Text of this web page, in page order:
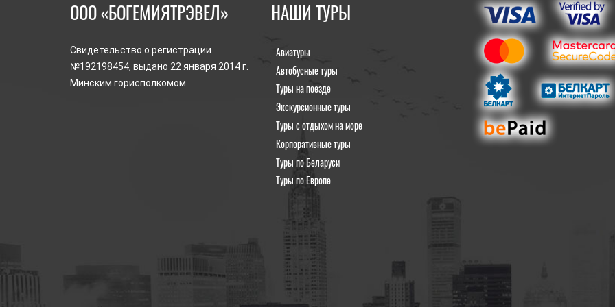
ООО «БОГЕМИЯТРЭВЕЛ»
Свидетельство о регистрации
№192198454, выдано 22 января 2014 г.
Минским горисполкомом.
НАШИ ТУРЫ
Авиатуры
Автобусные туры
Туры на поезде
Экскурсионные туры
Туры с отдыхом на море
Корпоративные туры
Туры по Беларуси
Туры по Европе